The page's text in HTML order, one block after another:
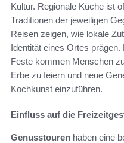
Kultur. Regionale Küche ist
Traditionen der jeweiligen
Reisen zeigen, wie lokale
Identität eines Ortes
Feste kommen Menschen
Erbe zu feiern und neue
Kochkunst einzuführen.
Einfluss auf die
Genusstouren haben eine